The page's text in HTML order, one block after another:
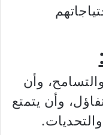
وأن
وأن يتمتع